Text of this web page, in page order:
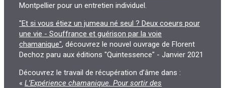
Montpellier pour un entretien individuel.
"Et si vous étiez un jumeau né seul ? Deux coeurs pour
une vie - Souffrance et guérison par la voie
chamanique", découvrez le nouvel ouvrage de Florent
Dechoz paru aux éditions "Quintessence" - Janvier 2021
Découvrez le travail de récupération d’âme dans :
« L’Expérience chamanique. Pour sortir des